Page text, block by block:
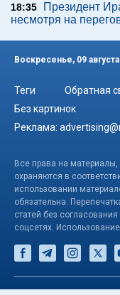
18:35
Президент
несмотря на
Воскресенье, 09
Теги Обратная
Без картинок
Реклама:
Все права на
охраняются в
использовании
обязательна.
статей без
соцсетях.